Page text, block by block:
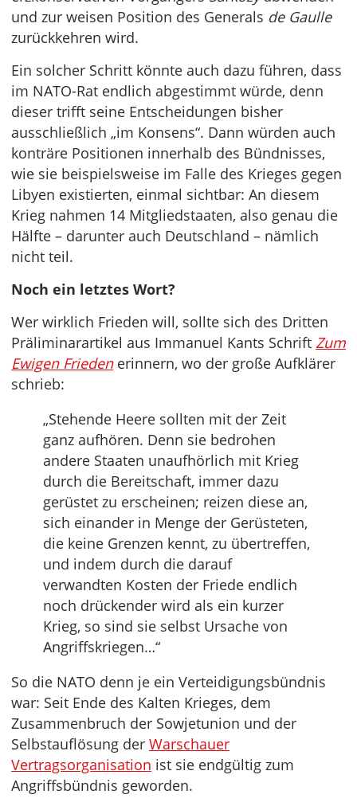
und zur weisen Position des Generals de Gaulle
zurückkehren wird.
Ein solcher Schritt könnte auch dazu führen, dass
im NATO-Rat endlich abgestimmt würde, denn
dieser trifft seine Entscheidungen bisher
ausschließlich „im Konsens“. Dann würden auch
konträre Positionen innerhalb des Bündnisses,
wie sie beispielsweise im Falle des Krieges gegen
Libyen existierten, einmal sichtbar: An diesem
Krieg nahmen 14 Mitgliedstaaten, also genau die
Hälfte – darunter auch Deutschland – nämlich
nicht teil.
Noch ein letztes Wort?
Wer wirklich Frieden will, sollte sich des Dritten
Präliminarartikel aus Immanuel Kants Schrift Zum
Ewigen Friedenerinnern, wo der große Aufklärer
schrieb:
„Stehende Heere sollten mit der Zeit
ganz aufhören. Denn sie bedrohen
andere Staaten unaufhörlich mit Krieg
durch die Bereitschaft, immer dazu
gerüstet zu erscheinen; reizen diese an,
sich einander in Menge der Gerüsteten,
die keine Grenzen kennt, zu übertreffen,
und indem durch die darauf
verwandten Kosten der Friede endlich
noch drückender wird als ein kurzer
Krieg, so sind sie selbst Ursache von
Angriffskriegen…“
So die NATO denn je ein Verteidigungsbündnis
war: Seit Ende des Kalten Krieges, dem
Zusammenbruch der Sowjetunion und der
Selbstauflösung der Warschauer
Vertragsorganisation ist sie endgültig zum
Angriffsbündnis geworden.